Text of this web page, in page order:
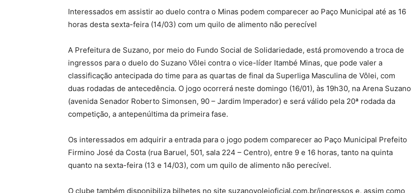
Interessados em assistir ao duelo contra o Minas podem comparecer ao Paço Municipal até as 16
horas desta sexta-feira (14/03) com um quilo de alimento não perecível
A Prefeitura de Suzano, por meio do Fundo Social de Solidariedade, está promovendo a troca de
ingressos para o duelo do Suzano Vôlei contra o vice-líder Itambé Minas, que pode valer a
classificação antecipada do time para as quartas de final da Superliga Masculina de Vôlei, com
duas rodadas de antecedência. O jogo ocorrerá neste domingo (16/01), às 19h30, na Arena Suzano
(avenida Senador Roberto Simonsen, 90 – Jardim Imperador) e será válido pela 20ª rodada da
competição, a antepenúltima da primeira fase.
Os interessados em adquirir a entrada para o jogo podem comparecer ao Paço Municipal Prefeito
Firmino José da Costa (rua Baruel, 501, sala 224 – Centro), entre 9 e 16 horas, tanto na quinta
quanto na sexta-feira (13 e 14/03), com um quilo de alimento não perecível.
O clube também disponibiliza bilhetes no site suzanovoleioficial.com.br/ingressos e, assim como